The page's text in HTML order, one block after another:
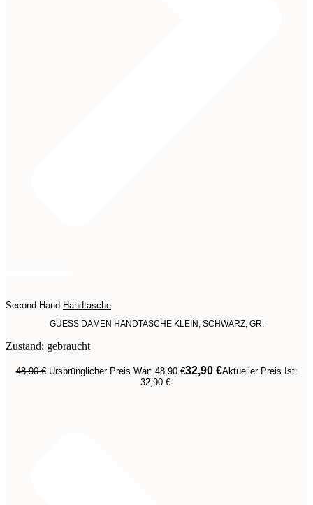
Second Hand Handtasche
GUESS DAMEN HANDTASCHE KLEIN, SCHWARZ, GR.
Zustand: gebraucht
48,90€ Ursprünglicher Preis War: 48,90 €32,90 €Aktueller Preis Ist:
32,90 €.